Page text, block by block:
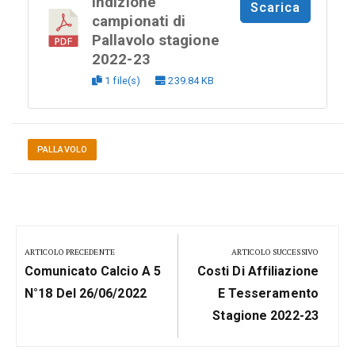
campionati di
Pallavolo stagione
2022-23
1 file(s) 239.84 KB
Scarica
PALLAVOLO
articoli
ARTICOLO PRECEDENTE
Previous
Post:
Comunicato Calcio A 5
N°18 Del 26/06/2022
ARTICOLO SUCCESSIVO
Next
Post:
Costi Di Affiliazione
E Tesseramento
Stagione 2022-23